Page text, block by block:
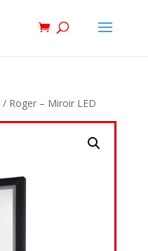
/ Roger – Miroir LED